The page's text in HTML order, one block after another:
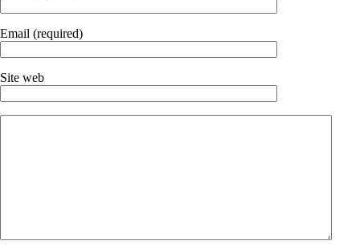
Email (required)
Site web